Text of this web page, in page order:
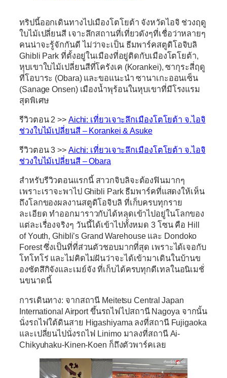
ทริปนี้ออกเดินทางไปเมืองโตโยต้า จังหวัดไอจิ ช่วงฤดู
ใบไม้เปลี่ยนสี เจาะลึกสถานที่เที่ยวดังๆที่เชื่อว่าหลายๆ
คนน่าจะรู้จักกันดี ไม่ว่าจะเป็น ธีมพาร์คสตูดิโอจิบลิ
Ghibli Park ที่ตั้งอยู่ในเมืองที่อยู่ติดกับเมืองโตโยต้า,
หุบเขาใบไม้เปลี่ยนสีที่โครังเค (Korankei), ซากุระสี่ฤดู
ที่โอบาระ (Obara) และขอแนะนำ ซานาเกะออนเซ็น
(Sanage Onsen) เมืองน้ำพุร้อนในหุบเขาที่มีโรงแรม
สุดพิเศษ
รีวิวตอน 2 >> Aichi: เที่ยวเจาะลึกเมืองโตโยต้า จ.ไอจิ
ช่วงใบไม้เปลี่ยนสี – Korankei & Asuke
รีวิวตอน 3 >> Aichi: เที่ยวเจาะลึกเมืองโตโยต้า จ.ไอจิ
ช่วงใบไม้เปลี่ยนสี – Obara
สำหรับรีวิวตอนแรกนี้ สาวกจิบลิจะต้องฟินมากๆ
เพราะเราจะพาไป Ghibli Parkธีมพาร์คที่แสดงให้เห็น
ถึงโลกของผลงานสตูดิโอจิบลิ ที่เก็บครบทุกราย
ละเอียด ทำออกมาราวกับได้หลุดเข้าไปอยู่ในโลกของ
แต่ละเรื่องจริงๆ วันนี้ได้เข้าไปทั้งหมด 3 โซน คือ Hill
of Youth, Ghibli’s Grand Warehouse และ Dondoko
Forest ซึ่งเป็นที่ที่ส่วนตัวชอบมากที่สุด เพราะได้เจอกับ
โทโทโร่ และไม่คิดไม่ฝันว่าจะได้เข้ามาเดินในบ้านข
องซัตสึกิจังและเมย์จัง ที่เก็บได้ครบทุกดีเทลในอนิเมชั่
นขนาดนี้
การเดินทาง: จากสถานี Meitetsu Central Japan
International Airport ขึ้นรถไฟไปสถานี Nagoya จากนั้น
นั่งรถไฟใต้ดินสาย Higashiyama ลงที่สถานี Fujigaoka
และเปลี่ยนไปนั่งรถไฟ Linimo มาลงที่สถานี Ai-
Chikyuhaku-Kinen-Koen ก็ถึงตัวพาร์คเลย